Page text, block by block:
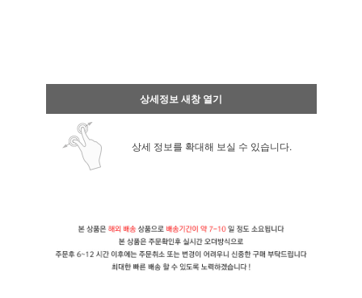
상세정보 새창 열기
상세 정보를 확대해 보실 수 있습니다.